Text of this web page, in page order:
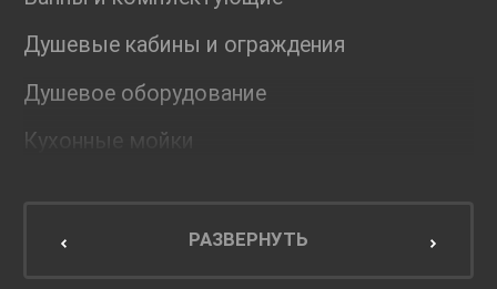
Душевые кабины и ограждения
Душевое оборудование
Кухонные мойки
Мебель для кухниРАЗВЕРНУТЬ